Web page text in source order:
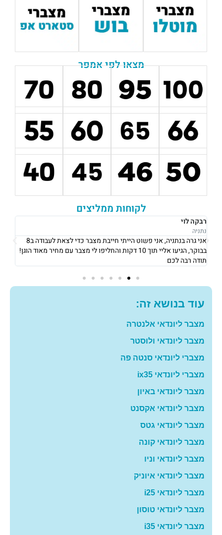
מצאו לפי אמפר
לקוחות ממליצים
רבקה לוי
נתניה
אני גרה בנתניה, אני פשוט הייתי חייבת מצבר כדי לצאת לעבודה ב8
בבוקר, הגיעו אליי תוך 10 דקות והחליפו לי מצבר עם מחיר מאוד הוגן!
תודה רבה לכם
עוד בנושא זה:
מצבר ליונדאי אלנטרה
מצבר ליונדאי ולוסטר
מצברי ליונדאי סנטה פה
מצברי ליונדאי ix35
מצבר ליונדאי באיון
מצבר ליונדאי אקסנט
מצבר ליונדאי גטס
מצבר ליונדאי קונה
מצבר ליונדאי וניו
מצבר ליונדאי איוניק
מצבר ליונדאי i25
מצבר ליונדאי טוסון
מצבר ליונדאי i35